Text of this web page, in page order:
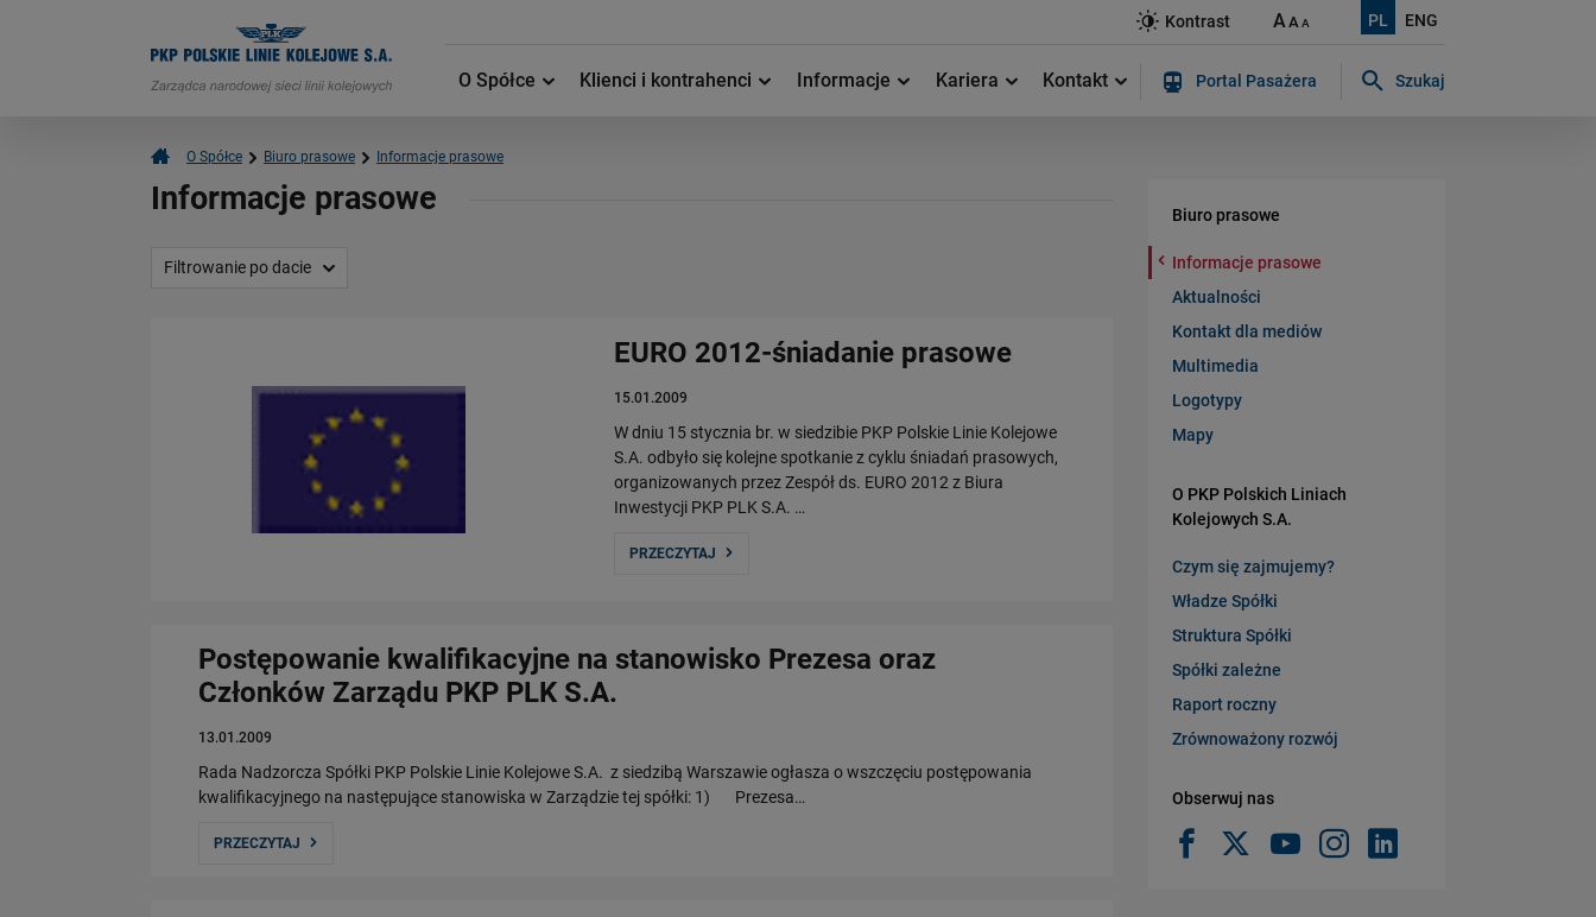
PL ENG
Kontrast AAA
O Spółce Klienci i kontrahenci Informacje Kariera Kontakt Portal Pasażera Szukaj
O Spółce Biuro prasowe Informacje prasowe
Informacje prasowe
Filtrowanie po dacie
EURO 2012-śniadanie prasowe
15.01.2009
W dniu 15 stycznia br. w siedzibie PKP Polskie Linie Kolejowe
S.A. odbyło się kolejne spotkanie z cyklu śniadań prasowych,
organizowanych przez Zespół ds. EURO 2012 z Biura
Inwestycji PKP PLK S.A. …
PRZECZYTAJ
Postępowanie kwalifikacyjne na stanowisko Prezesa oraz
Członków Zarządu PKP PLK S.A.
13.01.2009
Rada Nadzorcza Spółki PKP Polskie Linie Kolejowe S.A. z siedzibą Warszawie ogłasza o wszczęciu postępowania
kwalifikacyjnego na następujące stanowiska w Zarządzie tej spółki: 1) Prezesa…
PRZECZYTAJ
Biuro prasowe
Informacje prasowe
Aktualności
Kontakt dla mediów
Multimedia
Logotypy
Mapy
O PKP Polskich Liniach
Kolejowych S.A.
Czym się zajmujemy?
Władze Spółki
Struktura Spółki
Spółki zależne
Raport roczny
Zrównoważony rozwój
Obserwuj nas